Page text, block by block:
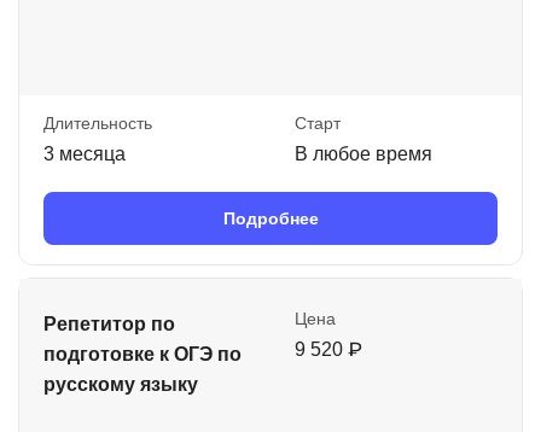
Длительность
3 месяца
Старт
В любое время
Подробнее
Репетитор по
подготовке к ОГЭ по
русскому языку
Цена
9 520 ₽